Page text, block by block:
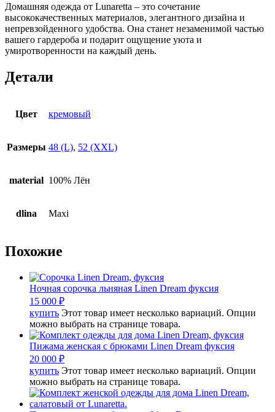
Домашняя одежда от Lunaretta – это сочетание
высококачественных материалов, элегантного дизайна и
непревзойденного удобства. Она станет незаменимой частью
вашего гардероба и подарит ощущение уюта и
умиротворенности на каждый день.
Детали
Цвет кремовый
Размеры 48 (L), 52 (XXL)
material 100% Лён
dlina Maxi
Похожие
Ночная сорочка льняная Linen Dream фуксия
15 000 ₽
купить Этот товар имеет несколько вариаций. Опции
можно выбрать на странице товара.
Пижама женская с брюками Linen Dream фуксия
20 000 ₽
купить Этот товар имеет несколько вариаций. Опции
можно выбрать на странице товара.